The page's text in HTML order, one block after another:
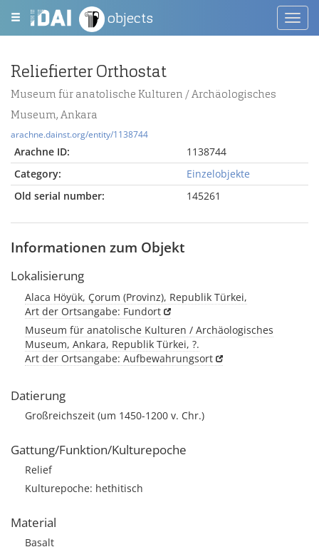
objects
Reliefierter Orthostat
Museum für anatolische Kulturen / Archäologisches
Museum, Ankara
arachne.dainst.org/entity/1138744
Arachne ID:
1138744
Category:
Einzelobjekte
Old serial number:
145261
Informationen zum Objekt
Lokalisierung
Alaca Höyük, Çorum (Provinz), Republik Türkei,
Art der Ortsangabe: Fundort
Museum für anatolische Kulturen / Archäologisches
Museum, Ankara, Republik Türkei, ?.
Art der Ortsangabe: Aufbewahrungsort
Datierung
Großreichszeit (um 1450-1200 v. Chr.)
Gattung/Funktion/Kulturepoche
Relief
Kulturepoche: hethitisch
Material
Basalt